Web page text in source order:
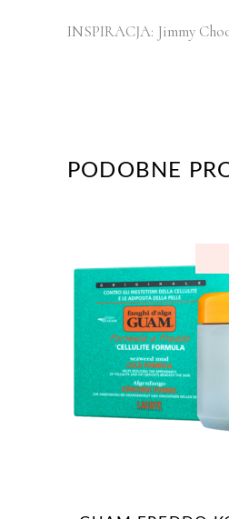
INSPIRACJA: Jimmy
PODOBNE